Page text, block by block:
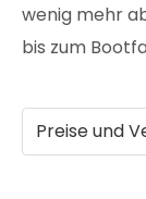
wenig mehr
bis zum
Preise und